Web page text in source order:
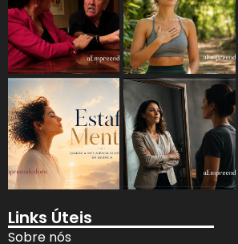
Links Úteis
Sobre nós